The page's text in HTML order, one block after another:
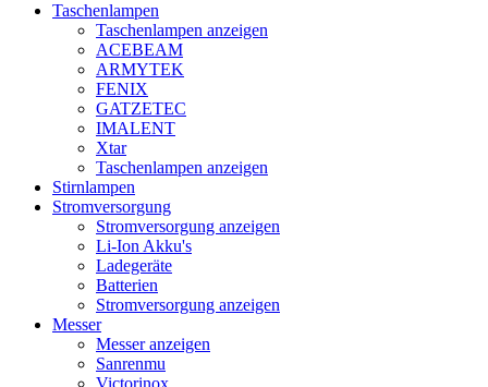
Taschenlampen
Taschenlampen anzeigen
ACEBEAM
ARMYTEK
FENIX
GATZETEC
IMALENT
Xtar
Taschenlampen anzeigen
Stirnlampen
Stromversorgung
Stromversorgung anzeigen
Li-Ion Akku's
Ladegeräte
Batterien
Stromversorgung anzeigen
Messer
Messer anzeigen
Sanrenmu
Victorinox